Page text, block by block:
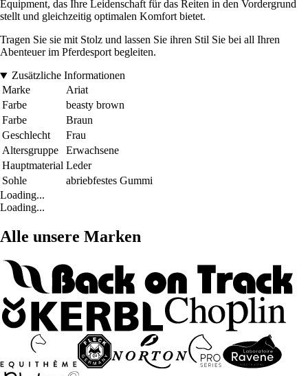
Equipment, das Ihre Leidenschaft für das Reiten in den Vordergrund
stellt und gleichzeitig optimalen Komfort bietet.
Tragen Sie sie mit Stolz und lassen Sie ihren Stil Sie bei all Ihren
Abenteuer im Pferdesport begleiten.
Zusätzliche Informationen
Marke
Ariat
Farbe
beasty brown
Farbe
Braun
Geschlecht
Frau
Altersgruppe
Erwachsene
Hauptmaterial Leder
Sohle
abriebfestes Gummi
Loading...
Loading...
Alle unsere Marken